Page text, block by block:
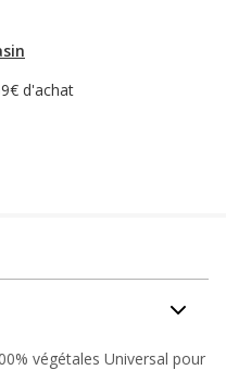
d'achat
végétales Universal pour